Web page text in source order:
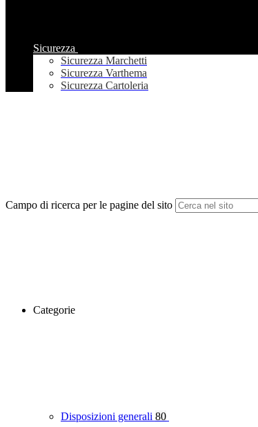
Sicurezza
Sicurezza Marchetti
Sicurezza Varthema
Sicurezza Cartoleria
Campo di ricerca per le pagine del sito
Categorie
Disposizioni generali 80